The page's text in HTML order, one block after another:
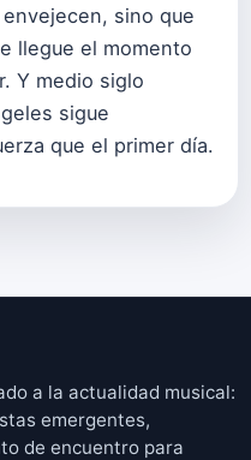
sino que
llegue el momento
Y medio siglo
sigue
que el primer día.
a la actualidad musical:
emergentes,
de encuentro para